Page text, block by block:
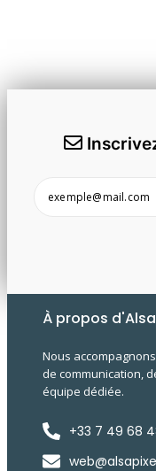
À propos
Nous
de communication,
équipe dédiée.
+33 7 49 68